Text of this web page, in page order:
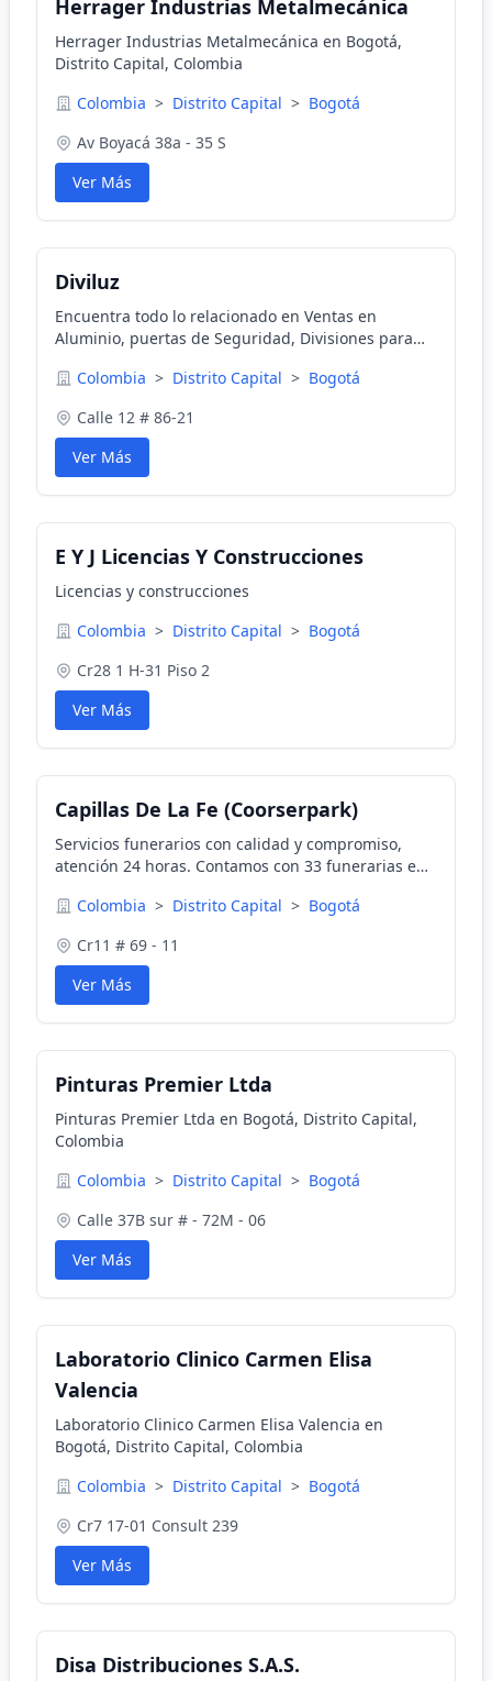
Herrager Industrias Metalmecánica
Herrager Industrias Metalmecánica en Bogotá,
Distrito Capital, Colombia
Colombia > Distrito Capital > Bogotá
Av Boyacá 38a - 35 S
Ver Más
Diviluz
Encuentra todo lo relacionado en Ventas en
Aluminio, puertas de Seguridad, Divisiones para
Colombia > Distrito Capital > Bogotá
Calle 12 # 86-21
Ver Más
E Y J Licencias Y Construcciones
Licencias y construcciones
Colombia > Distrito Capital > Bogotá
Cr28 1 H-31 Piso 2
Ver Más
Capillas De La Fe (Coorserpark)
Servicios funerarios con calidad y compromiso,
atención 24 horas. Contamos con 33 funerarias en
instalaciones provistas de amplios parqueaderos.
Colombia > Distrito Capital > Bogotá
Cr11 # 69 - 11
Ver Más
Pinturas Premier Ltda
Pinturas Premier Ltda en Bogotá, Distrito Capital,
Colombia
Colombia > Distrito Capital > Bogotá
Calle 37B sur # - 72M - 06
Ver Más
Laboratorio Clinico Carmen Elisa
Valencia
Laboratorio Clinico Carmen Elisa Valencia en
Bogotá, Distrito Capital, Colombia
Colombia > Distrito Capital > Bogotá
Cr7 17-01 Consult 239
Ver Más
Disa Distribuciones S.A.S.